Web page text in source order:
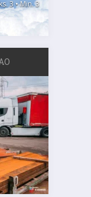
3 • Min. 3